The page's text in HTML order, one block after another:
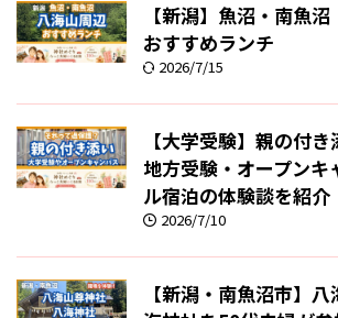
【新潟】魚沼・南魚
おすすめランチ
2026/7/15
【大学受験】親の付
地方受験・オープンキ
ル宿泊の体験談を紹介
2026/7/10
【新潟・南魚沼市】